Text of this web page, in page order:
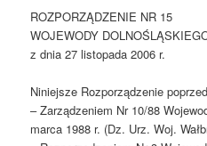
ROZPORZĄDZENIE NR 15
WOJEWODY
z dnia 27 listopada 2006 r.
Niniejsze Rozporządzenie
– Zarządzeniem Nr 10/88
marca 1988 r. (Dz. Urz. Woj.